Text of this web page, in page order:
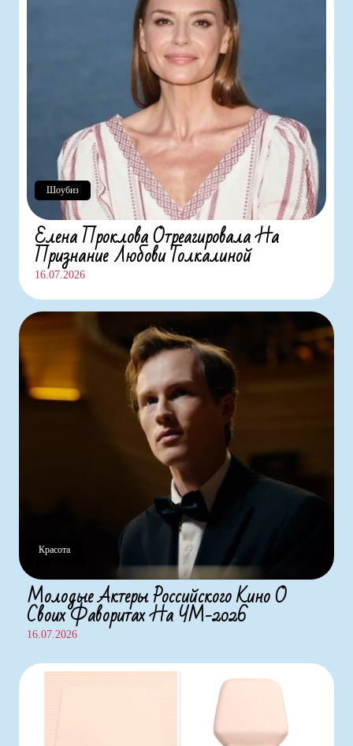
Елена Проклова Отреагировала На
Признание Любови Толкалиной
16.07.2026
Шоубиз
Красота
Молодые Актеры Российского Кино О
Своих Фаворитах На ЧМ-2026
16.07.2026